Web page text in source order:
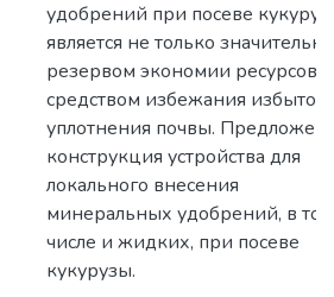
удобрений при посеве
является не только
резервом экономии ресурсов,
средством избежания
уплотнения почвы.
конструкция устройства для
локального внесения
минеральных удобрений, в том
числе и жидких, при посеве
кукурузы.